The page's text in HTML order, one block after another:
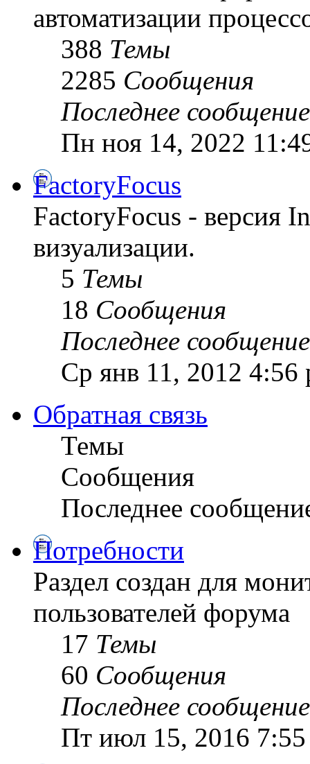
автоматизации
388 Темы
2285 Сообщения
Последнее сообщение
Пн ноя 14, 2022
FactoryFocus
FactoryFocus - версия
визуализации.
5 Темы
18 Сообщения
Последнее сообщение
Ср янв 11, 2012 4:56
Обратная связь
Темы
Сообщения
Последнее
Потребности
Раздел создан для
пользователей форума
17 Темы
60 Сообщения
Последнее сообщение
Пт июл 15, 2016